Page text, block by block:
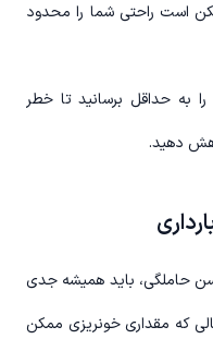
است راحتی شما را محدود
به حداقل برسانید تا خطر
دهید.
سن حاملگی، باید همیشه جدی
که مقداری خونریزی ممکن